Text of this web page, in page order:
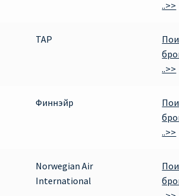
..>>
TAP
..>>
Финнэйр
..>>
Norwegian Air
International